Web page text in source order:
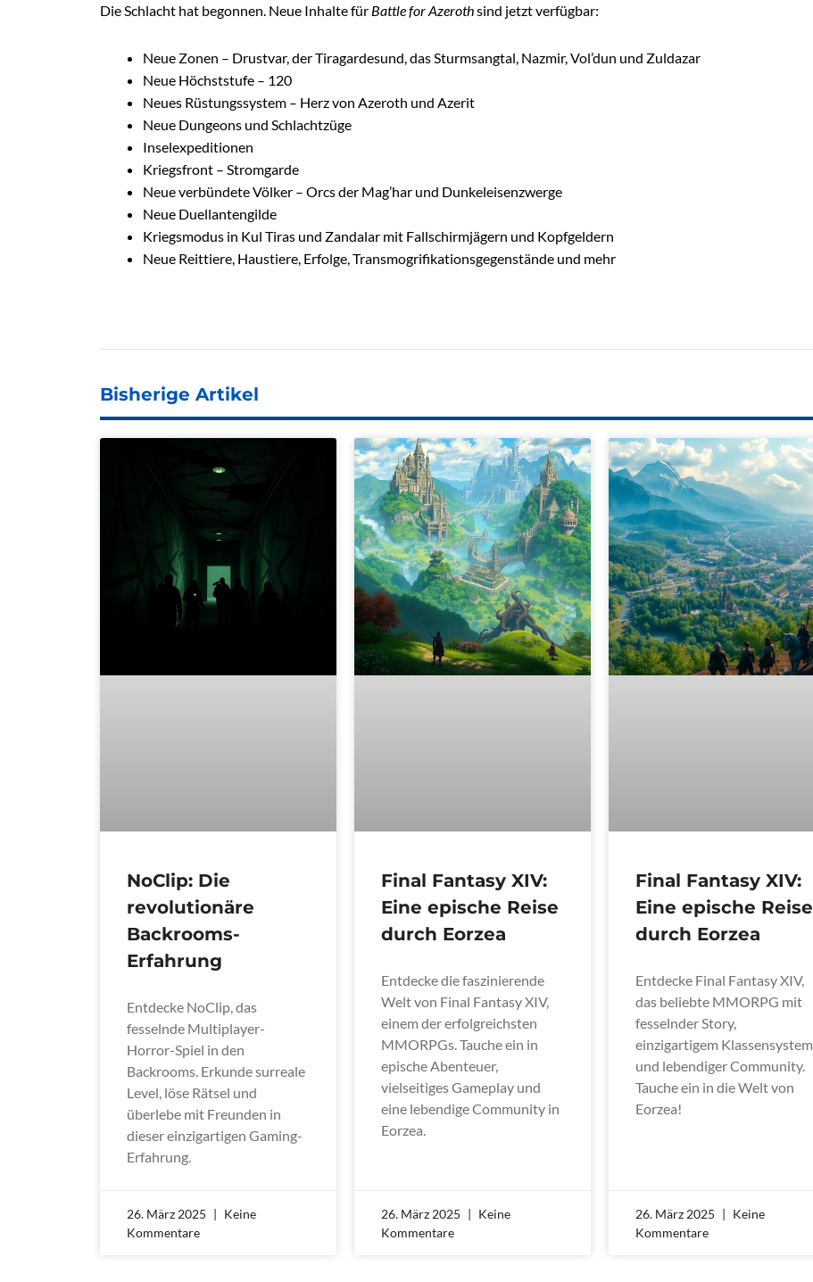
Die Schlacht hat begonnen. Neue Inhalte für Battle for Azerothsind jetzt verfügbar:
Neue Zonen – Drustvar, der Tiragardesund, das Sturmsangtal, Nazmir, Vol’dun und Zuldazar
Neue Höchststufe – 120
Neues Rüstungssystem – Herz von Azeroth und Azerit
Neue Dungeons und Schlachtzüge
Inselexpeditionen
Kriegsfront – Stromgarde
Neue verbündete Völker – Orcs der Mag’har und Dunkeleisenzwerge
Neue Duellantengilde
Kriegsmodus in Kul Tiras und Zandalar mit Fallschirmjägern und Kopfgeldern
Neue Reittiere, Haustiere, Erfolge, Transmogrifikationsgegenstände und mehr
Bisherige Artikel
NoClip: Die
revolutionäre
Backrooms-
Erfahrung
Entdecke NoClip, das
fesselnde Multiplayer-
Horror-Spiel in den
Backrooms. Erkunde surreale
Level, löse Rätsel und
überlebe mit Freunden in
dieser einzigartigen Gaming-
Erfahrung.
26. März 2025
Keine
Kommentare
Final Fantasy XIV:
Eine epische Reise
durch Eorzea
Entdecke die faszinierende
Welt von Final Fantasy XIV,
einem der erfolgreichsten
MMORPGs. Tauche ein in
epische Abenteuer,
vielseitiges Gameplay und
eine lebendige Community in
Eorzea.
26. März 2025
Keine
Kommentare
Final Fantasy XIV:
Eine epische Reise
durch Eorzea
Entdecke Final Fantasy XIV,
das beliebte MMORPG mit
fesselnder Story,
einzigartigem Klassensystem
und lebendiger Community.
Tauche ein in die Welt von
Eorzea!
26. März 2025
Keine
Kommentare